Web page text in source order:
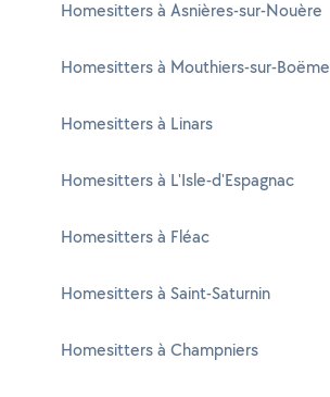
Homesitters à Asnières-sur-Nouère
Homesitters à Mouthiers-sur-Boëme
Homesitters à Linars
Homesitters à L'Isle-d'Espagnac
Homesitters à Fléac
Homesitters à Saint-Saturnin
Homesitters à Champniers